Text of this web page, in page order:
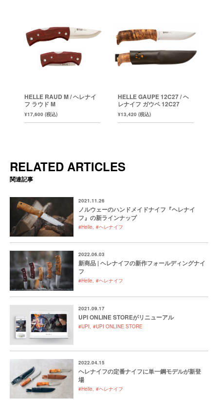
HELLE RAUD M / ヘレナイ
フ ラウド M
¥17,600 (税込)
HELLE GAUPE 12C27 / ヘ
レナイフ ガウペ 12C27
¥13,420 (税込)
RELATED ARTICLES
関連記事
2021.11.26
ノルウェーのハンドメイドナイフ『ヘレナイ
フ』の新ラインナップ
#Helle #ヘレナイフ
2022.06.03
新商品 | ヘレナイフの新作フォールディングナイ
フ
#Helle #ヘレナイフ
2021.09.17
UPI ONLINE STOREがリニューアル
#UPI #UPI ONLINE STORE
2022.04.15
ヘレナイフの定番ナイフに単一鋼モデルが新登
場
#Helle #ヘレナイフ